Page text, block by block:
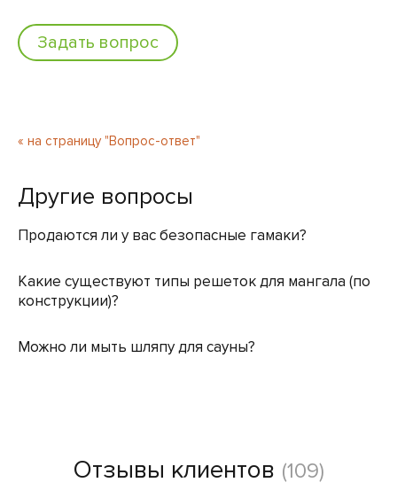
Задать вопрос
« на страницу "Вопрос-ответ"
Другие вопросы
Продаются ли у вас безопасные гамаки?
Какие существуют типы решеток для мангала (по
конструкции)?
Можно ли мыть шляпу для сауны?
Отзывы клиентов (109)